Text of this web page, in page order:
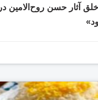
آثار حسن روح‌الامین در